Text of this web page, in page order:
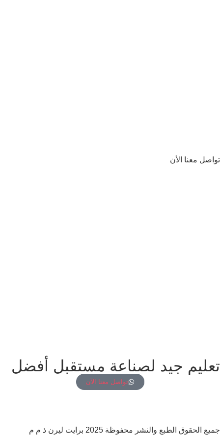
تواصل معنا الأن
تعليم جيد لصناعة مستقبل أفضل
تواصل معنا الآن
جميع الحقوق الطبع والنشر محفوظة 2025 برايت ليرن ذ م م